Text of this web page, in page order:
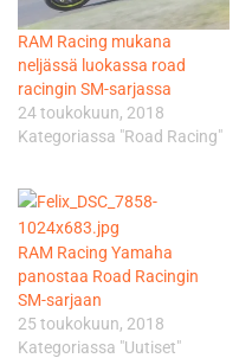
RAM Racing mukana
neljässä luokassa road
racingin SM-sarjassa
24 toukokuun, 2018
Kategoriassa "Road Racing"
RAM Racing Yamaha
panostaa Road Racingin
SM-sarjaan
25 toukokuun, 2018
Kategoriassa "Uutiset"